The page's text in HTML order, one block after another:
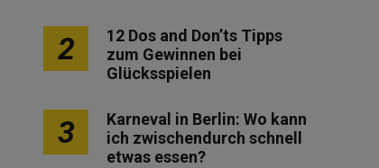
2
12 Dos and Don’ts Tipps
zum Gewinnen bei
Glücksspielen
3
Karneval in Berlin: Wo kann
ich zwischendurch schnell
etwas essen?